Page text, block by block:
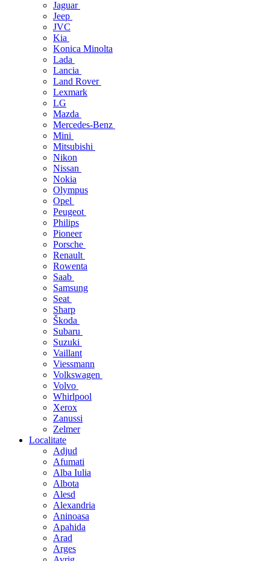
Jaguar
Jeep
JVC
Kia
Konica Minolta
Lada
Lancia
Land Rover
Lexmark
LG
Mazda
Mercedes-Benz
Mini
Mitsubishi
Nikon
Nissan
Nokia
Olympus
Opel
Peugeot
Philips
Pioneer
Porsche
Renault
Rowenta
Saab
Samsung
Seat
Sharp
Škoda
Subaru
Suzuki
Vaillant
Viessmann
Volkswagen
Volvo
Whirlpool
Xerox
Zanussi
Zelmer
Localitate
Adjud
Afumati
Alba Iulia
Albota
Alesd
Alexandria
Aninoasa
Apahida
Arad
Arges